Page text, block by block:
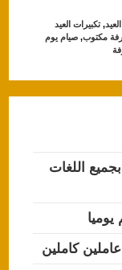
, تكبيرات العيد
مكتوب, صيام يوم
11 الاصلية بجميع اللغات
كاملين